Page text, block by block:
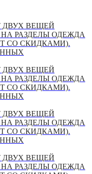
ДВУХ ВЕЩЕЙ
РАЗДЕЛЫ ОДЕЖДА
СО СКИДКАМИ).
ДВУХ ВЕЩЕЙ
РАЗДЕЛЫ ОДЕЖДА
СО СКИДКАМИ).
ДВУХ ВЕЩЕЙ
РАЗДЕЛЫ ОДЕЖДА
СО СКИДКАМИ).
ДВУХ ВЕЩЕЙ
РАЗДЕЛЫ ОДЕЖДА